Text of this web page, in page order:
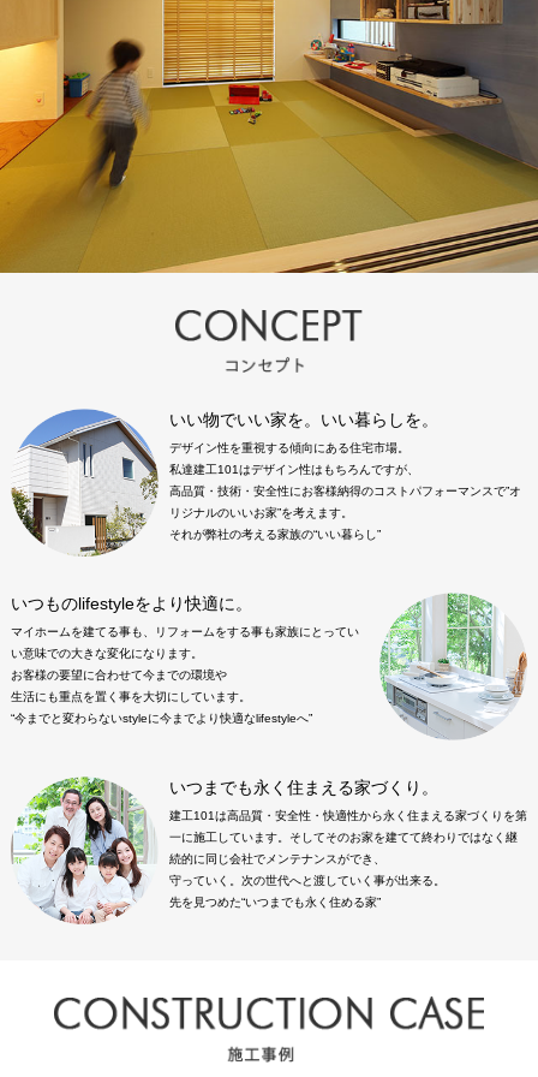
いい物でいい家を。いい暮らしを。
デザイン性を重視する傾向にある住宅市場。
私達建工101はデザイン性はもちろんですが、
高品質・技術・安全性にお客様納得のコストパフォーマンスで”オ
リジナルのいいお家”を考えます。
それが弊社の考える家族の“いい暮らし”
いつものlifestyleをより快適に。
マイホームを建てる事も、リフォームをする事も家族にとってい
い意味での大きな変化になります。
お客様の要望に合わせて今までの環境や
生活にも重点を置く事を大切にしています。
“今までと変わらないstyleに今までより快適なlifestyleへ”
いつまでも永く住まえる家づくり。
建工101は高品質・安全性・快適性から永く住まえる家づくりを第
一に施工しています。そしてそのお家を建てて終わりではなく継
続的に同じ会社でメンテナンスができ、
守っていく。次の世代へと渡していく事が出来る。
先を見つめた“いつまでも永く住める家”